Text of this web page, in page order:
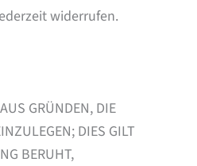
widerrufen.
GRÜNDEN, DIE
DIES GILT
BERUHT,